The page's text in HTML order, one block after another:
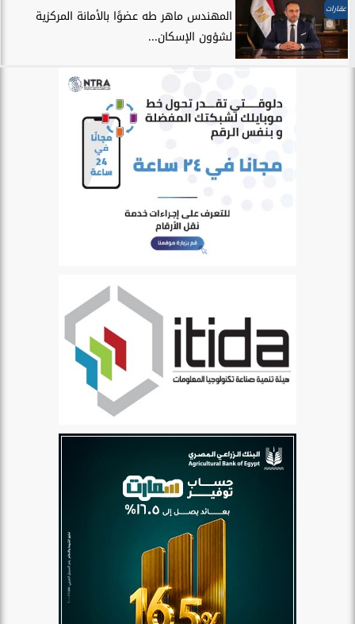
عقارات
المهندس ماهر طه عضوًا بالأمانة المركزية
لشؤون الإسكان...